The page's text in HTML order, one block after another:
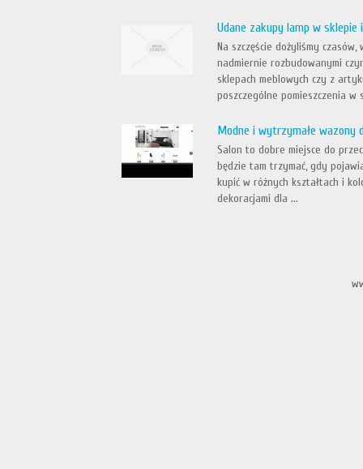
Udane zakupy lamp w
Na szczęście dożyliśmy
nadmiernie rozbudowanymi
sklepach meblowych czy z
poszczególne pomieszczenia w
Modne i wytrzymałe wazony
Salon to dobre miejsce do
będzie tam trzymać, gdy
kupić w różnych kształtach i
dekoracjami dla ...